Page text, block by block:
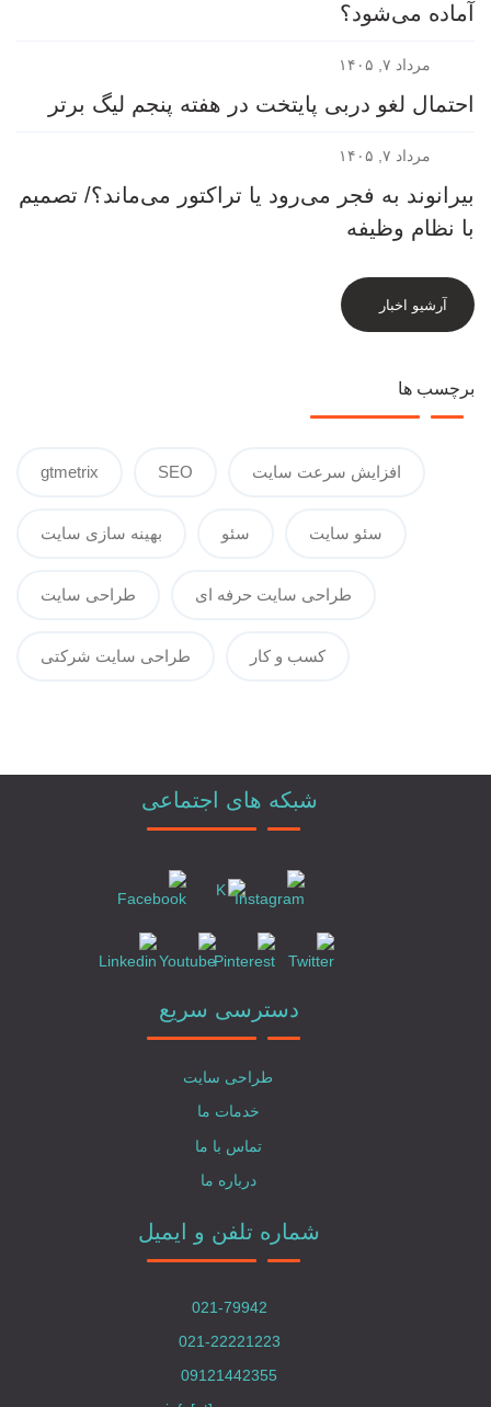
آماده می‌شود؟
مرداد ۷, ۱۴۰۵
احتمال لغو دربی پایتخت در هفته پنجم لیگ برتر
مرداد ۷, ۱۴۰۵
بیرانوند به فجر می‌رود یا تراکتور می‌ماند؟/ تصمیم
با نظام وظیفه
آرشیو اخبار
برچسب ها
gtmetrix SEO افزایش سرعت سایت
بهینه سازی سایت سئو سئو سایت
طراحی سایت طراحی سایت حرفه ای
طراحی سایت شرکتی کسب و کار
شبکه های اجتماعی
دسترسی سریع
طراحی سایت
خدمات ما
تماس با ما
درباره ما
شماره تلفن و ایمیل
021-79942
021-22221223
09121442355